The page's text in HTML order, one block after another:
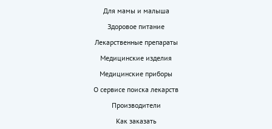
Для мамы и малыша
Здоровое питание
Лекарственные препараты
Медицинские изделия
Медицинские приборы
О сервисе поиска лекарств
Производители
Как заказать